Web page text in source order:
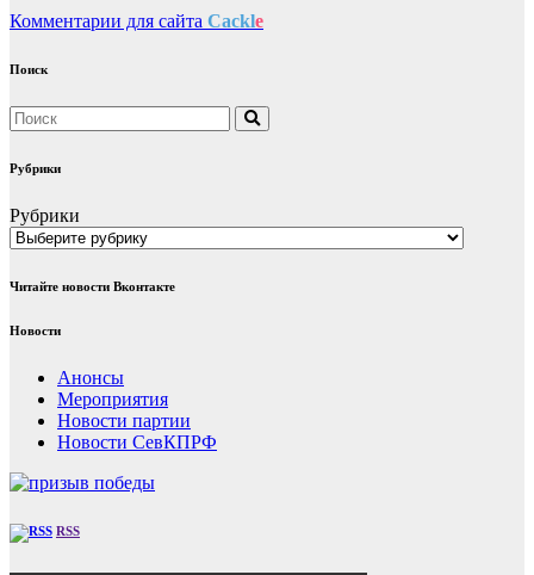
Комментарии для сайта Cackle
Поиск
Рубрики
Рубрики
Читайте новости Вконтакте
Новости
Анонсы
Мероприятия
Новости партии
Новости СевКПРФ
RSS